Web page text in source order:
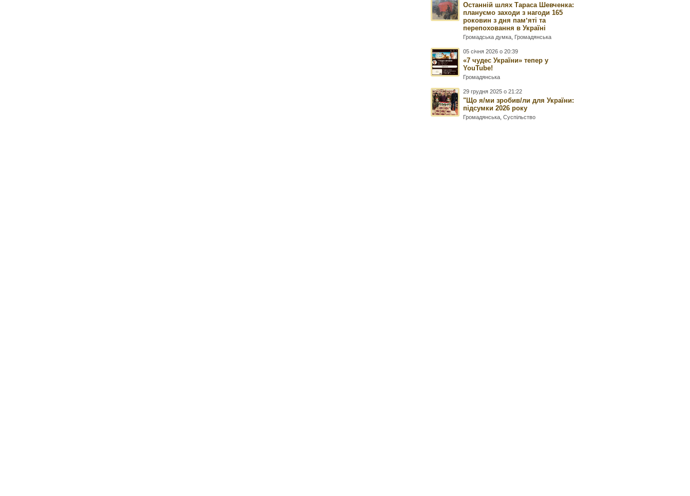
Останній шлях Тараса Шевченка:
плануємо заходи з нагоди 165
роковин з дня памʼяті та
перепоховання в Україні
Громадська думка Громадянська
05 січня 2026 о 20:39
«7 чудес України» тепер у
YouTube!
Громадянська
29 грудня 2025 о 21:22
"Що я/ми зробив/ли для України:
підсумки 2026 року
Громадянська ,Суспільство